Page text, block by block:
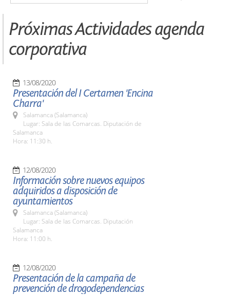
Próximas Actividades agenda
corporativa
13/08/2020
Presentación del I Certamen 'Encina
Charra'
Salamanca (Salamanca)
Lugar: Sala de las Comarcas. Diputación de
Salamanca
Hora: 11:30 h.
12/08/2020
Información sobre nuevos equipos
adquiridos a disposición de
ayuntamientos
Salamanca (Salamanca)
Lugar: Sala de las Comarcas. Diputación
Salamanca
Hora: 11:00 h.
12/08/2020
Presentación de la campaña de
prevención de drogodependencias